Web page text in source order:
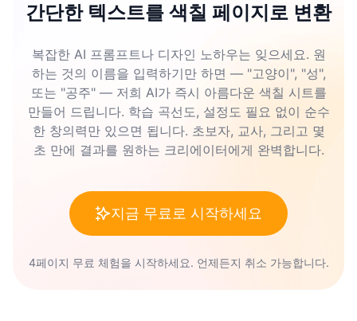
간단한 텍스트를 색칠 페이지로 변환
복잡한 AI 프롬프트나 디자인 노하우는 잊으세요. 원
하는 것의 이름을 입력하기만 하면 — "고양이", "성",
또는 "공주" — 저희 AI가 즉시 아름다운 색칠 시트를
만들어 드립니다. 학습 곡선도, 설정도 필요 없이 순수
한 창의력만 있으면 됩니다. 초보자, 교사, 그리고 몇
초 만에 결과를 원하는 크리에이터에게 완벽합니다.
지금 무료로 시작하세요
4페이지 무료 체험을 시작하세요. 언제든지 취소 가능합니다.